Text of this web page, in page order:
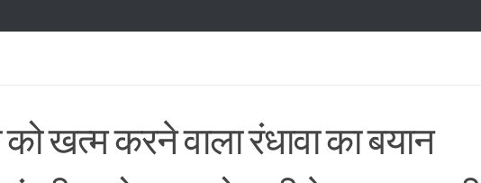
को खत्म करने वाला रंधावा का बयान